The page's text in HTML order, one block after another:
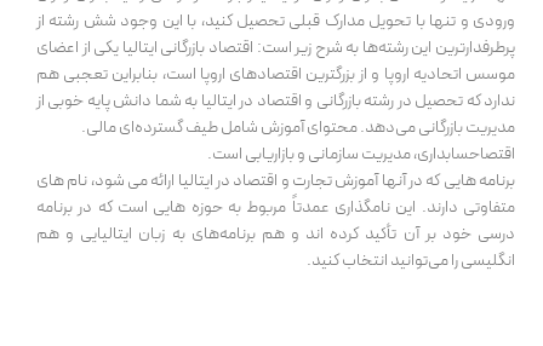
ورودی و تنها با تحویل مدارک قبلی تحصیل کنید، با این وجود شش رشته از
پرطرفدارترین این رشته‌ها به شرح زیر است: اقتصاد بازرگانی ایتالیا یکی از اعضای
موسس اتحادیه اروپا و از بزرگترین اقتصادهای اروپا است، بنابراین تعجبی هم
ندارد که تحصیل در رشته بازرگانی و اقتصاد در ایتالیا به شما دانش پایه خوبی از
مدیریت بازرگانی می‌دهد. محتوای آموزش شامل طیف گسترده‌ای مالی.
اقتصاحسابداری، مدیریت سازمانی و بازاریابی است.
برنامه هایی که در آنها آموزش تجارت و اقتصاد در ایتالیا ارائه می شود، نام های
متفاوتی دارند. این نامگذاری عمدتاً مربوط به حوزه هایی است که در برنامه
درسی خود بر آن تأکید کرده اند و هم برنامه‌های به زبان ایتالیایی و هم
انگلیسی را می‌توانید انتخاب کنید.